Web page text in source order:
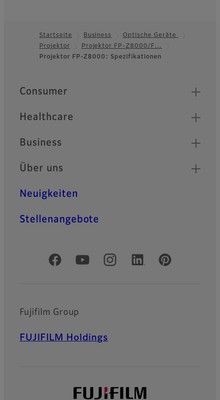
Footer
Startseite Business
Optische Geräte
Projektor
Projektor FP-Z8000/F…
Projektor FP-Z8000: Spezifikationen
Quick Links
Consumer
Healthcare
Business
Über uns
Neuigkeiten
Stellenangebote
Offizielle soziale Medien
Fujifilm Group
FUJIFILM Holdings